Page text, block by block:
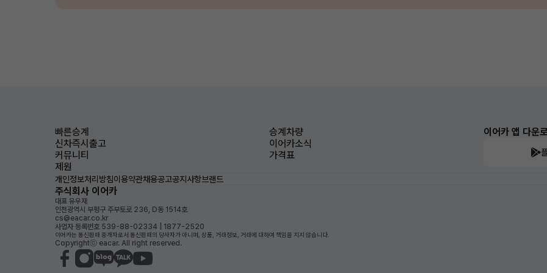
빠른승계
승계차량
신차즉시출고
이어카소식
커뮤니티
가격표
제원
이어카 앱 다운
개인정보처리방침이용약관채용공고공지사항브랜드
주식회사 이어카
대표 유우재
인천광역시 부평구 주부토로 236, D동 1514호
cs@eacar.co.kr
사업자 등록번호 539-88-02334 | 1877-2520
이어카는 통신판매 중개자로서 통신판매의 당사자가 아니며, 상품, 거래정보, 거래에 대하여 책임을 지지 않습니다.
Copyrightⓒ eacar. All right reserved.